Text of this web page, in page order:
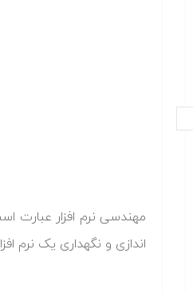
مهندسی نرم افزار عبارت
اندازی و نگهداری یک نرم